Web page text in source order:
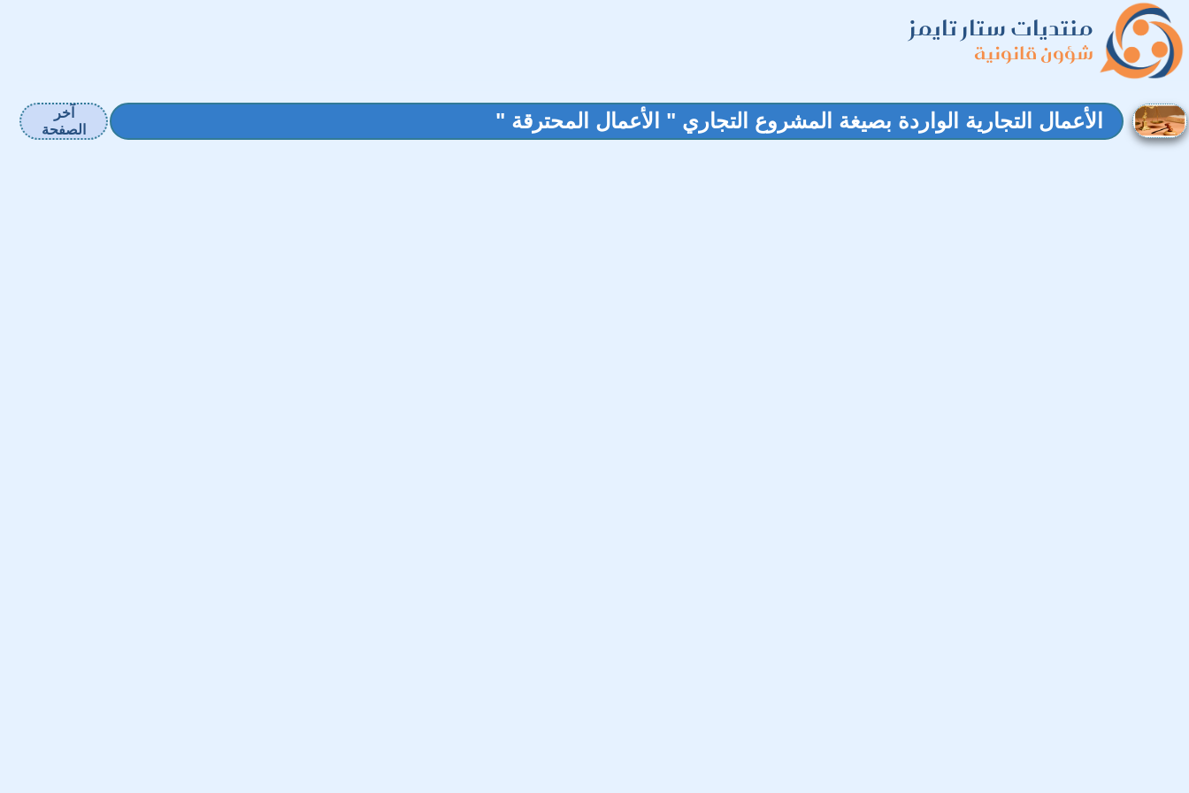
منتديات ستار تايمز
شؤون قانونية
الأعمال التجارية الواردة بصيغة المشروع التجاري " الأعمال المحترقة "
آخر
الصفحة